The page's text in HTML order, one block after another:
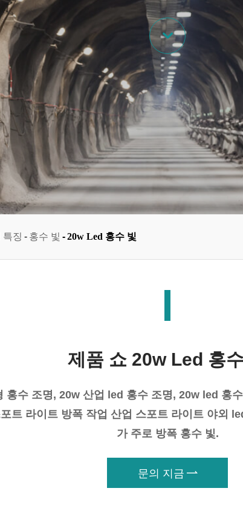

특징 홍수 빛 20w Led 홍수 빛
제품 쇼 20w Led 홍
홍수 조명, 20w 산업 led 홍수 조명, 20w led 홍
트 라이트 방폭 작업 산업 스포트 라이트 야외
가 주로 방폭 홍수 빛.
문의 지금 